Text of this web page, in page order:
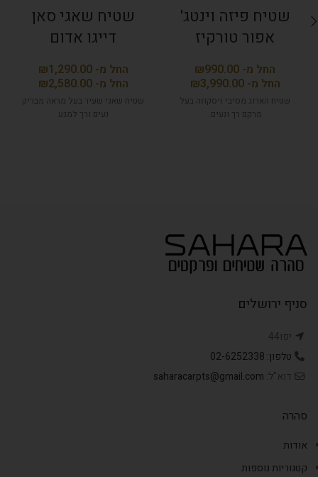
שטיח פיזה וינטג'
אפור טורקיז
₪
₪
שטיח הארוג מסיבי ויסקוזה בעל
מרקם רך ונעים.
שטיח שאגי סאן
דייגו אדום
₪
₪
שטיח שאגי שעיר בעל מראה מבריק
נעים ורך למגע
סניף ירושלים
יפו44
טלפון: 02-6252338
דוא"ל: saharacarpts@gmail.com
סהרה
אודות
קטגוריות נוספות